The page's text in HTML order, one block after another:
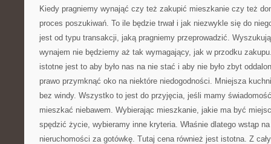
Kiedy pragniemy wynająć czy też zakupić mieszkanie czy też
proces poszukiwań. To ile będzie trwał i jak niezwykle się do
jest od typu transakcji, jaką pragniemy przeprowadzić.
wynajem nie będziemy aż tak wymagający, jak w przodku
istotne jest to aby było nas na nie stać i aby nie było zbyt
prawo przymknąć oko na niektóre niedogodności. Mniejsza
bez windy. Wszystko to jest do przyjęcia, jeśli mamy
mieszkać niebawem. Wybierając mieszkanie, jakie ma być
spędzić życie, wybieramy inne kryteria. Właśnie dlatego wstąp
nieruchomości za gotówkę. Tutaj cena również jest istotna. Z